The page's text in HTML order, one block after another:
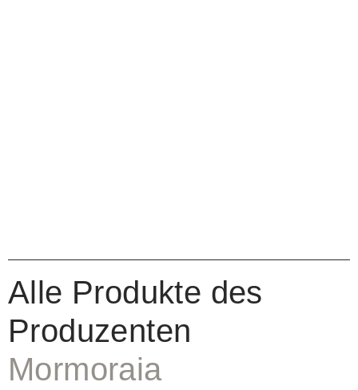
Alle Produkte des
Produzenten
Mormoraia